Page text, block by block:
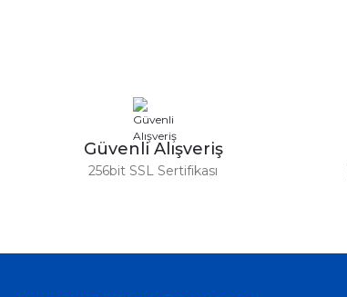
Güvenli Alışveriş
256bit SSL Sertifikası